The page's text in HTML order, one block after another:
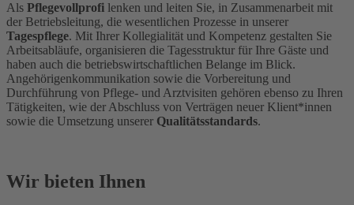
Als Pflegevollprofi lenken und leiten Sie, in Zusammenarbeit mit
der Betriebsleitung, die wesentlichen Prozesse in unserer
Tagespflege. Mit Ihrer Kollegialität und Kompetenz gestalten Sie
Arbeitsabläufe, organisieren die Tagesstruktur für Ihre Gäste und
haben auch die betriebswirtschaftlichen Belange im Blick.
Angehörigenkommunikation sowie die Vorbereitung und
Durchführung von Pflege- und Arztvisiten gehören ebenso zu Ihren
Tätigkeiten, wie der Abschluss von Verträgen neuer Klient*innen
sowie die Umsetzung unserer Qualitätsstandards.
Wir bieten Ihnen